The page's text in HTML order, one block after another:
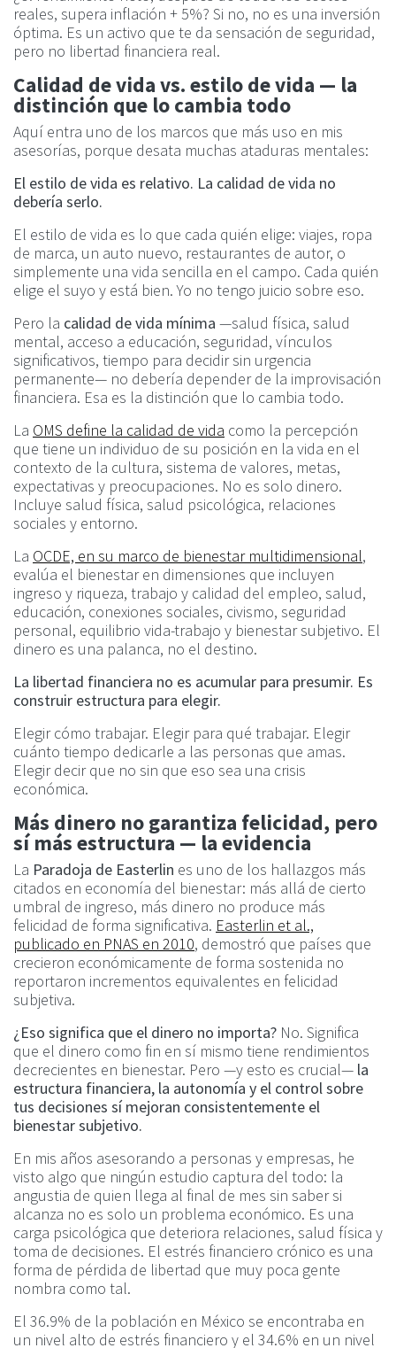
reales, supera inflación + 5%? Si no, no es una inversión
óptima. Es un activo que te da sensación de seguridad,
pero no libertad financiera real.
Calidad de vida vs. estilo de vida — la
distinción que lo cambia todo
Aquí entra uno de los marcos que más uso en mis
asesorías, porque desata muchas ataduras mentales:
El estilo de vida es relativo. La calidad de vida no
debería serlo.
El estilo de vida es lo que cada quién elige: viajes, ropa
de marca, un auto nuevo, restaurantes de autor, o
simplemente una vida sencilla en el campo. Cada quién
elige el suyo y está bien. Yo no tengo juicio sobre eso.
Pero la calidad de vida mínima —salud física, salud
mental, acceso a educación, seguridad, vínculos
significativos, tiempo para decidir sin urgencia
permanente— no debería depender de la improvisación
financiera. Esa es la distinción que lo cambia todo.
La OMS define la calidad de vida como la percepción
que tiene un individuo de su posición en la vida en el
contexto de la cultura, sistema de valores, metas,
expectativas y preocupaciones. No es solo dinero.
Incluye salud física, salud psicológica, relaciones
sociales y entorno.
La OCDE, en su marco de bienestar multidimensional,
evalúa el bienestar en dimensiones que incluyen
ingreso y riqueza, trabajo y calidad del empleo, salud,
educación, conexiones sociales, civismo, seguridad
personal, equilibrio vida-trabajo y bienestar subjetivo. El
dinero es una palanca, no el destino.
La libertad financiera no es acumular para presumir. Es
construir estructura para elegir.
Elegir cómo trabajar. Elegir para qué trabajar. Elegir
cuánto tiempo dedicarle a las personas que amas.
Elegir decir que no sin que eso sea una crisis
económica.
Más dinero no garantiza felicidad, pero
sí más estructura — la evidencia
La Paradoja de Easterlin es uno de los hallazgos más
citados en economía del bienestar: más allá de cierto
umbral de ingreso, más dinero no produce más
felicidad de forma significativa. Easterlin et al.,
publicado en PNAS en 2010, demostró que países que
crecieron económicamente de forma sostenida no
reportaron incrementos equivalentes en felicidad
subjetiva.
¿Eso significa que el dinero no importa? No. Significa
que el dinero como fin en sí mismo tiene rendimientos
decrecientes en bienestar. Pero —y esto es crucial— la
estructura financiera, la autonomía y el control sobre
tus decisiones sí mejoran consistentemente el
bienestar subjetivo.
En mis años asesorando a personas y empresas, he
visto algo que ningún estudio captura del todo: la
angustia de quien llega al final de mes sin saber si
alcanza no es solo un problema económico. Es una
carga psicológica que deteriora relaciones, salud física y
toma de decisiones. El estrés financiero crónico es una
forma de pérdida de libertad que muy poca gente
nombra como tal.
El 36.9% de la población en México se encontraba en
un nivel alto de estrés financiero y el 34.6% en un nivel